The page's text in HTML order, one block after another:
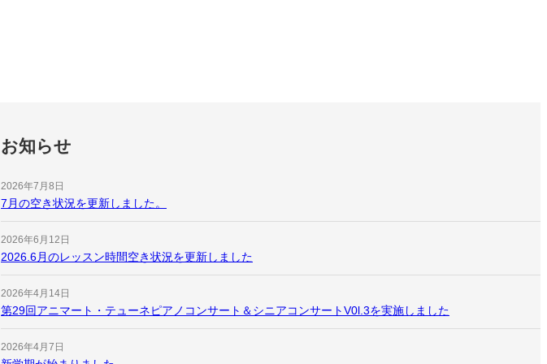
お知らせ
2026年7月8日
7月の空き状況を更新しました。
2026年6月12日
2026.6月のレッスン時間空き状況を更新しました
2026年4月14日
第29回アニマート・テューネピアノコンサート＆シニアコンサートV0l.3を実施しました
2026年4月7日